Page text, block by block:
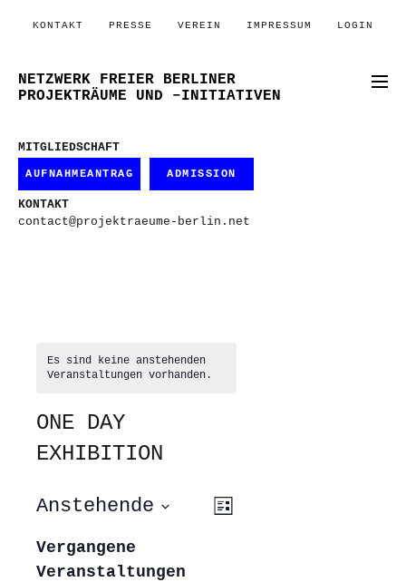
KONTAKT PRESSE VEREIN IMPRESSUM LOGIN
NETZWERK FREIER BERLINER
PROJEKTRÄUME UND –INITIATIVEN
MITGLIEDSCHAFT
AUFNAHMEANTRAG ADMISSION
KONTAKT
contact@projektraeume-berlin.net
Es sind keine anstehenden
Veranstaltungen vorhanden.
ONE DAY
EXHIBITION
ANSICHTEN-
NAVIGATION
VERANSTALTUNG
ANSICHTEN-
Liste
Anstehende
wählen.
Vergangene
Veranstaltungen